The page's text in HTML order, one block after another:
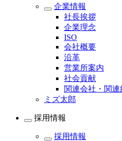
企業情報
社長挨拶
企業理念
ISO
会社概要
沿革
営業所案内
社会貢献
関連会社・関連
ミズ太郎
採用情報
採用情報